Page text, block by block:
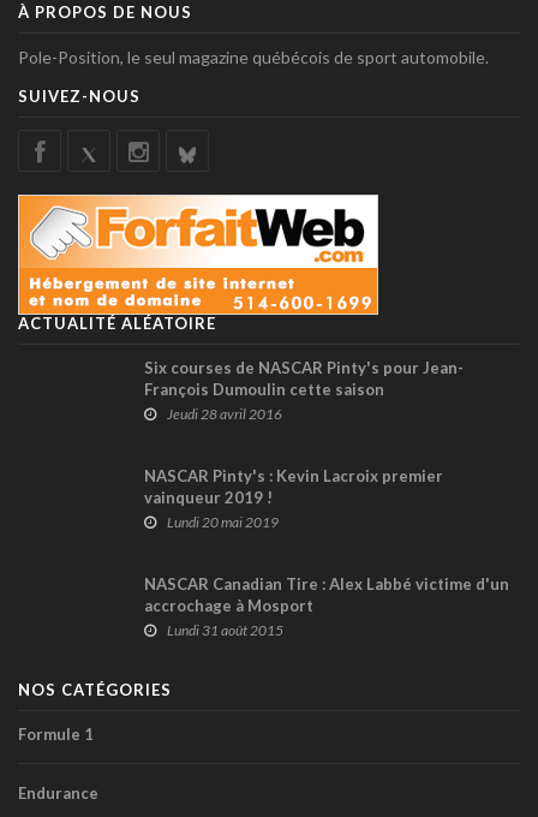
À PROPOS DE NOUS
Pole-Position, le seul magazine québécois de sport automobile.
SUIVEZ-NOUS
ACTUALITÉ ALÉATOIRE
Six courses de NASCAR Pinty's pour Jean-
François Dumoulin cette saison
Jeudi 28 avril 2016
NASCAR Pinty's : Kevin Lacroix premier
vainqueur 2019 !
Lundi 20 mai 2019
NASCAR Canadian Tire : Alex Labbé victime d'un
accrochage à Mosport
Lundi 31 août 2015
NOS CATÉGORIES
Formule 1
Endurance